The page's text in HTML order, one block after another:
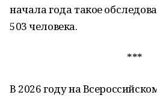
начала года такое
503 человека.
***
В 2026 году на